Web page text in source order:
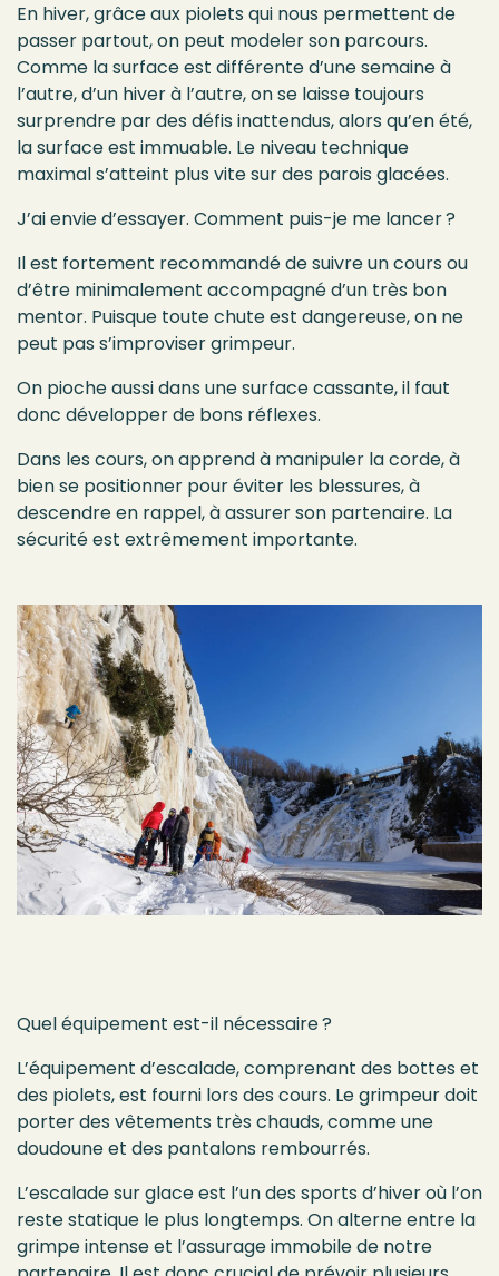
En hiver, grâce aux piolets qui nous permettent de
passer partout, on peut modeler son parcours.
Comme la surface est différente d’une semaine à
l’autre, d’un hiver à l’autre, on se laisse toujours
surprendre par des défis inattendus, alors qu’en été,
la surface est immuable. Le niveau technique
maximal s’atteint plus vite sur des parois glacées.
J’ai envie d’essayer. Comment puis-je me lancer ?
Il est fortement recommandé de suivre un cours ou
d’être minimalement accompagné d’un très bon
mentor. Puisque toute chute est dangereuse, on ne
peut pas s’improviser grimpeur.
On pioche aussi dans une surface cassante, il faut
donc développer de bons réflexes.
Dans les cours, on apprend à manipuler la corde, à
bien se positionner pour éviter les blessures, à
descendre en rappel, à assurer son partenaire. La
sécurité est extrêmement importante.
Quel équipement est-il nécessaire ?
L’équipement d’escalade, comprenant des bottes et
des piolets, est fourni lors des cours. Le grimpeur doit
porter des vêtements très chauds, comme une
doudoune et des pantalons rembourrés.
L’escalade sur glace est l’un des sports d’hiver où l’on
reste statique le plus longtemps. On alterne entre la
grimpe intense et l’assurage immobile de notre